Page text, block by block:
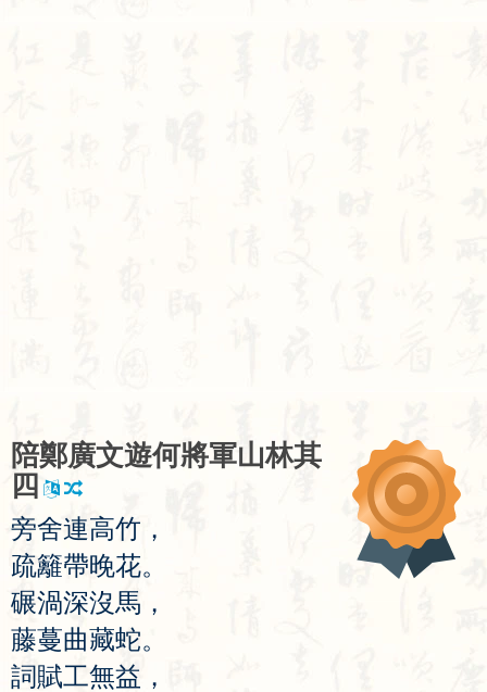
陪鄭廣文遊何將軍山林其
四
旁舍連高竹 ，
疏籬帶晚花。
碾渦深沒馬 ，
藤蔓曲藏蛇。
詞賦工無益 ，